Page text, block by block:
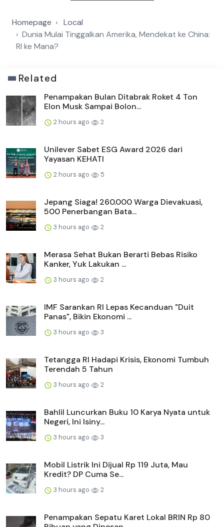
Homepage
Local
Dunia Mulai Tinggalkan Amerika, Mendekat ke China:
RI ke Mana?
Related
Penampakan Bulan Ditabrak Roket 4 Ton
Elon Musk Sampai Bolon...
2 hours ago 2
Unilever Sabet ESG Award 2026 dari
Yayasan KEHATI
2 hours ago 5
Jepang Siaga! 260.000 Warga Dievakuasi,
500 Penerbangan Bata...
3 hours ago 2
Merasa Sehat Bukan Berarti Bebas Risiko
Kanker, Yuk Lakukan ...
3 hours ago 2
IMF Sarankan RI Lepas Kecanduan "Duit
Panas", Bikin Ekonomi ...
3 hours ago 3
Tetangga RI Hadapi Krisis, Ekonomi Tumbuh
Terendah 5 Tahun
3 hours ago 2
Bahlil Luncurkan Buku 10 Karya Nyata untuk
Negeri, Ini Isiny...
3 hours ago 3
Mobil Listrik Ini Dijual Rp 119 Juta, Mau
Kredit? DP Cuma Se...
3 hours ago 2
Penampakan Sepatu Karet Lokal BRIN Rp 80